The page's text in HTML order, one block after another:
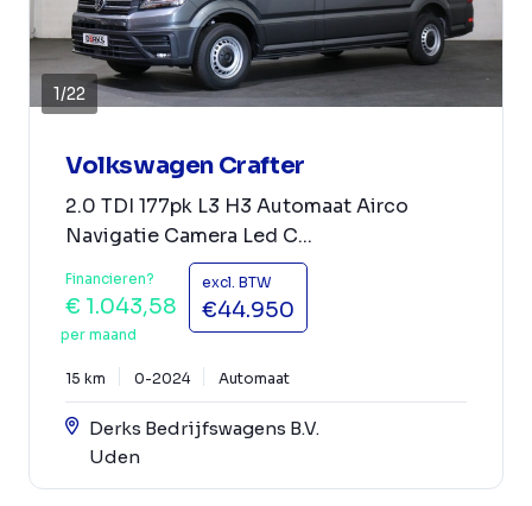
1/22
Volkswagen Crafter
2.0 TDI 177pk L3 H3 Automaat Airco
Navigatie Camera Led C...
Financieren?
€ 1.043,58
per maand
excl. BTW
€44.950
15 km 0-2024 Automaat
Derks Bedrijfswagens B.V.
Uden